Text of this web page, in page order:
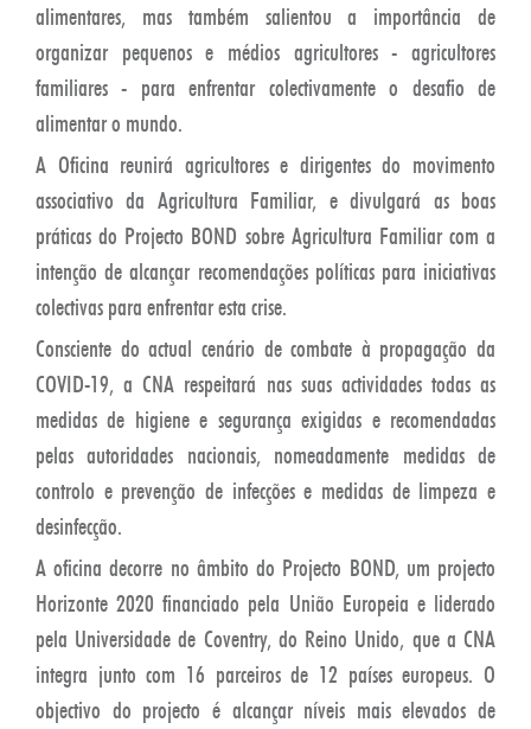
alimentares, mas também salientou a importância de
organizar pequenos e médios agricultores - agricultores
familiares - para enfrentar colectivamente o desafio de
alimentar o mundo.
A Oficina reunirá agricultores e dirigentes do movimento
associativo da Agricultura Familiar, e divulgará as boas
práticas do Projecto BOND sobre Agricultura Familiar com a
intenção de alcançar recomendações políticas para iniciativas
colectivas para enfrentar esta crise.
Consciente do actual cenário de combate à propagação da
COVID-19, a CNA respeitará nas suas actividades todas as
medidas de higiene e segurança exigidas e recomendadas
pelas autoridades nacionais, nomeadamente medidas de
controlo e prevenção de infecções e medidas de limpeza e
desinfecção.
A oficina decorre no âmbito do Projecto BOND, um projecto
Horizonte 2020 financiado pela União Europeia e liderado
pela Universidade de Coventry, do Reino Unido, que a CNA
integra junto com 16 parceiros de 12 países europeus. O
objectivo do projecto é alcançar níveis mais elevados de